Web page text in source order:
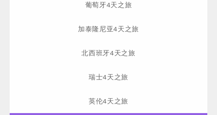
葡萄牙4天之旅
加泰隆尼亚4天之旅
北西班牙4天之旅
瑞士4天之旅
英伦4天之旅